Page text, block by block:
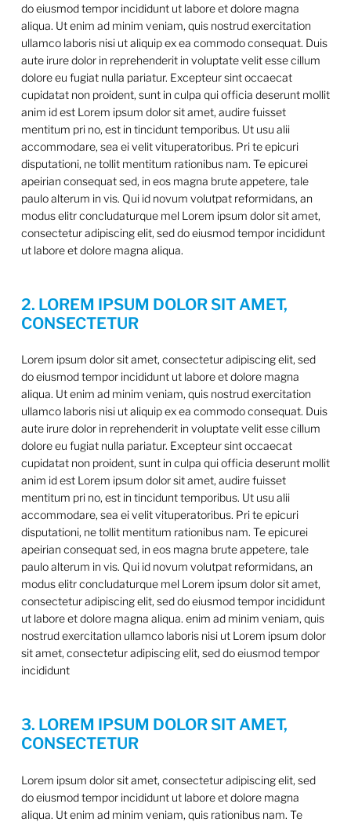
do eiusmod tempor incididunt ut labore et dolore magna
aliqua. Ut enim ad minim veniam, quis nostrud exercitation
ullamco laboris nisi ut aliquip ex ea commodo consequat. Duis
aute irure dolor in reprehenderit in voluptate velit esse cillum
dolore eu fugiat nulla pariatur. Excepteur sint occaecat
cupidatat non proident, sunt in culpa qui officia deserunt mollit
anim id est Lorem ipsum dolor sit amet, audire fuisset
mentitum pri no, est in tincidunt temporibus. Ut usu alii
accommodare, sea ei velit vituperatoribus. Pri te epicuri
disputationi, ne tollit mentitum rationibus nam. Te epicurei
apeirian consequat sed, in eos magna brute appetere, tale
paulo alterum in vis. Qui id novum volutpat reformidans, an
modus elitr concludaturque mel Lorem ipsum dolor sit amet,
consectetur adipiscing elit, sed do eiusmod tempor incididunt
ut labore et dolore magna aliqua.
2. LOREM IPSUM DOLOR SIT AMET,
CONSECTETUR
Lorem ipsum dolor sit amet, consectetur adipiscing elit, sed
do eiusmod tempor incididunt ut labore et dolore magna
aliqua. Ut enim ad minim veniam, quis nostrud exercitation
ullamco laboris nisi ut aliquip ex ea commodo consequat. Duis
aute irure dolor in reprehenderit in voluptate velit esse cillum
dolore eu fugiat nulla pariatur. Excepteur sint occaecat
cupidatat non proident, sunt in culpa qui officia deserunt mollit
anim id est Lorem ipsum dolor sit amet, audire fuisset
mentitum pri no, est in tincidunt temporibus. Ut usu alii
accommodare, sea ei velit vituperatoribus. Pri te epicuri
disputationi, ne tollit mentitum rationibus nam. Te epicurei
apeirian consequat sed, in eos magna brute appetere, tale
paulo alterum in vis. Qui id novum volutpat reformidans, an
modus elitr concludaturque mel Lorem ipsum dolor sit amet,
consectetur adipiscing elit, sed do eiusmod tempor incididunt
ut labore et dolore magna aliqua. enim ad minim veniam, quis
nostrud exercitation ullamco laboris nisi ut Lorem ipsum dolor
sit amet, consectetur adipiscing elit, sed do eiusmod tempor
incididunt
3. LOREM IPSUM DOLOR SIT AMET,
CONSECTETUR
Lorem ipsum dolor sit amet, consectetur adipiscing elit, sed
do eiusmod tempor incididunt ut labore et dolore magna
aliqua. Ut enim ad minim veniam, quis rationibus nam. Te